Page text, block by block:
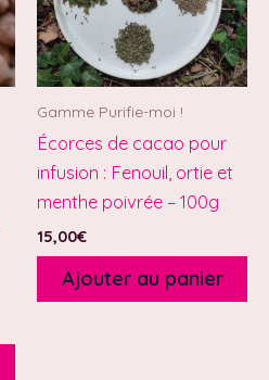
Gamme Purifie-moi !
Écorces de cacao pour
infusion : Fenouil, ortie et
menthe poivrée – 100g
15,00€
Ajouter au panier